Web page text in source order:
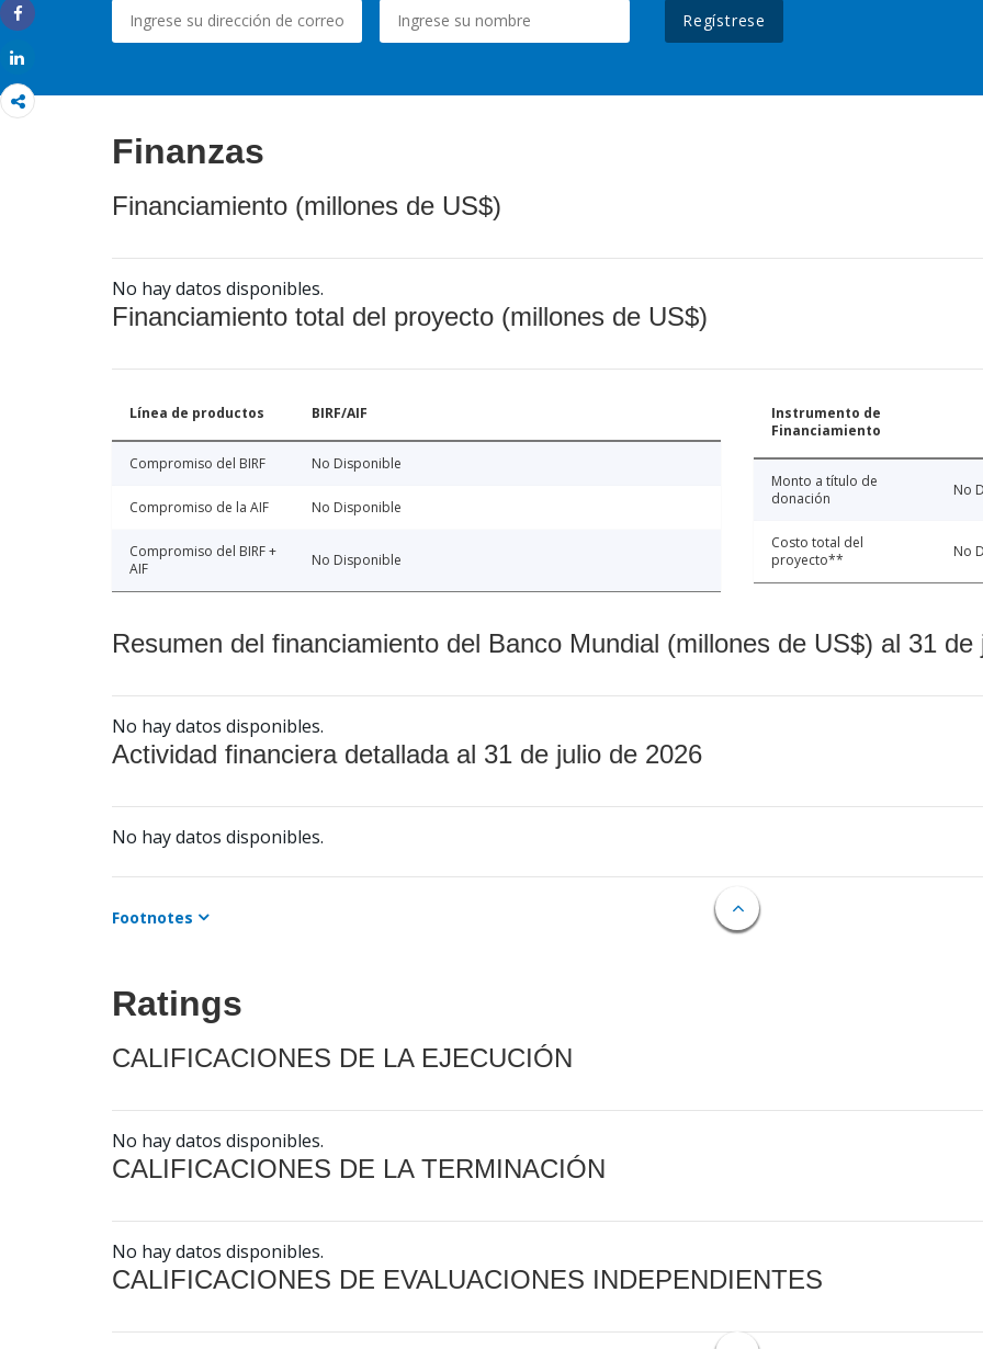
Share
Regístrese
Finanzas
Financiamiento (millones de US$)
No hay datos disponibles.
Financiamiento total del proyecto (millones de US$)
Línea de productos BIRF/AIF
Compromiso del BIRF No Disponible
Compromiso de la AIF No Disponible
Compromiso del BIRF +
AIF
No Disponible
Instrumento de
Financiamiento
Monto a título de
donación
No
Costo total del
proyecto**
No
Resumen del financiamiento del Banco Mundial (millones de US$) al 31 de
No hay datos disponibles.
Actividad financiera detallada al 31 de julio de 2026
No hay datos disponibles.
Footnotes
Ratings
CALIFICACIONES DE LA EJECUCIÓN
No hay datos disponibles.
CALIFICACIONES DE LA TERMINACIÓN
No hay datos disponibles.
CALIFICACIONES DE EVALUACIONES INDEPENDIENTES